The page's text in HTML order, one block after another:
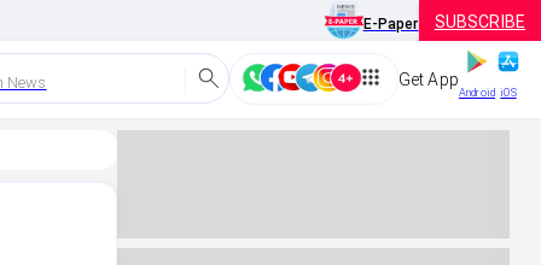
E-Paper SUBSCRIBE
News Get App
Android iOS